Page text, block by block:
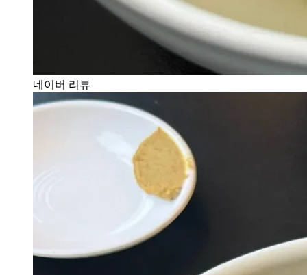
네이버 리뷰